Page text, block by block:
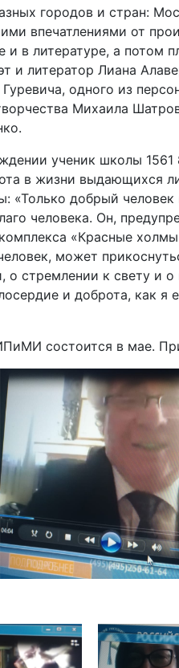
городов и стран:
впечатлениями от
в литературе, а
и литератор Лиана
одного из
Михаила
ученик школы
в жизни выдающихся
«Только добрый
человека. Он,
«Красные
может
о стремлении к свету и
и доброта, как
состоится в мае.